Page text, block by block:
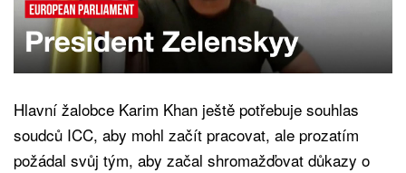
Hlavní žalobce Karim Khan ještě potřebuje souhlas
soudců ICC, aby mohl začít pracovat, ale prozatím
požádal svůj tým, aby začal shromažďovat důkazy o